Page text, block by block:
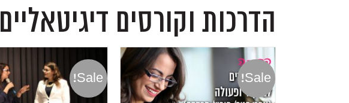
הדרכות וקורסים דיגיטאליים
Sale!
Sale!